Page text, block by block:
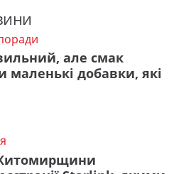
але смак
маленькі добавки, які